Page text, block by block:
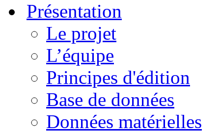
Présentation
Le projet
L’équipe
Principes d'édition
Base de données
Données matérielles